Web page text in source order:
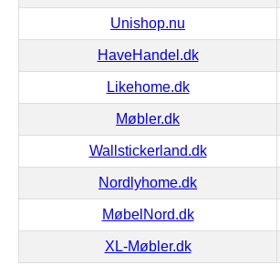
Unishop.nu
HaveHandel.dk
Likehome.dk
Møbler.dk
Wallstickerland.dk
Nordlyhome.dk
MøbelNord.dk
XL-Møbler.dk